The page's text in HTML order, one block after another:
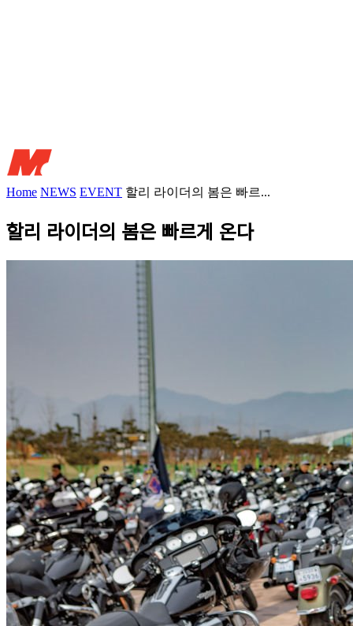
Home NEWS EVENT 할리 라이더의 봄은 빠르...
할리 라이더의 봄은 빠르게 온다